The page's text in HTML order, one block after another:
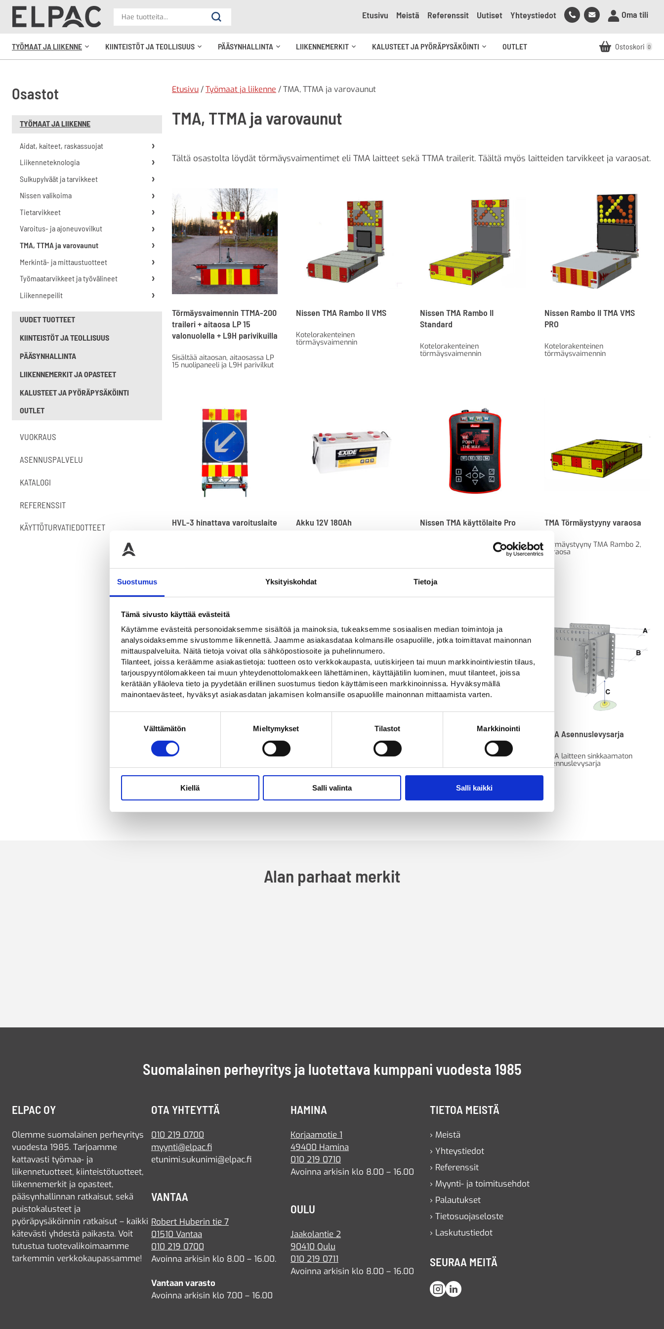
Suostumus Yksityiskohdat Tietoja
Tämä sivusto käyttää evästeitä
Käytämme evästeitä personoidaksemme sisältöä ja mainoksia, tukeaksemme sosiaalisen median toimintoja ja
analysoidaksemme sivustomme liikennettä. Jaamme asiakasdataa kolmansille osapuolille, jotka toimittavat mainonnan
mittauspalveluita. Näitä tietoja voivat olla sähköpostiosoite ja puhelinnumero.
Tilanteet, joissa keräämme asiakastietoja: tuotteen osto verkkokaupasta, uutiskirjeen tai muun markkinointiviestin tilaus,
tarjouspyyntölomakkeen tai muun yhteydenottolomakkeen lähettäminen, käyttäjätilin luominen, muut tilanteet, joissa
kerätään ylläoleva tieto ja pyydetään erillinen suostumus tiedon käyttämiseen markkinoinnissa. Hyväksymällä
mainontaevästeet, hyväksyt asiakasdatan jakamisen kolmansille osapuolille mainonnan mittaamista varten.
Välttämätön Mieltymykset Tilastot Markkinointi
Kiellä Salli valinta Salli kaikki
Hae
Hae
Etusivu Meistä Referenssit Uutiset Yhteystiedot
Soita
meille
Lähetä
meille
Oma tili
TYÖMAAT JA LIIKENNE
KIINTEISTÖT JA TEOLLISUUS
PÄÄSYNHALLINTA
LIIKENNEMERKIT
KALUSTEET JA PYÖRÄPYSÄKÖINTI
OUTLET Ostoskori 0
Osastot
TYÖMAAT JA LIIKENNE
Aidat, kaiteet, raskassuojat
Liikenneteknologia
Sulkupylväät ja tarvikkeet
Nissen valikoima
Tietarvikkeet
Varoitus- ja ajoneuvovilkut
TMA, TTMA ja varovaunut
Merkintä- ja mittaustuotteet
Työmaatarvikkeet ja työvälineet
Liikennepeilit
UUDET TUOTTEET
KIINTEISTÖT JA TEOLLISUUS
PÄÄSYNHALLINTA
LIIKENNEMERKIT JA OPASTEET
KALUSTEET JA PYÖRÄPYSÄKÖINTI
OUTLET
VUOKRAUS
ASENNUSPALVELU
KATALOGI
REFERENSSIT
KÄYTTÖTURVATIEDOTTEET
Etusivu /Työmaat ja liikenne / TMA, TTMA ja varovaunut
TMA, TTMA ja varovaunut
Tältä osastolta löydät törmäysvaimentimet eli TMA laitteet sekä TTMA trailerit. Täältä myös laitteiden tarvikkeet ja varaosat.
Törmäysvaimennin TTMA-200
traileri + aitaosa LP 15
valonuolella + L9H parivikuilla
Sisältää aitaosan, aitaosassa LP
15 nuolipaneeli ja L9H parivilkut
Nissen TMA Rambo II VMS
Kotelorakenteinen
törmäysvaimennin
Nissen TMA Rambo II
Standard
Kotelorakenteinen
törmäysvaimennin
Nissen Rambo II TMA VMS
PRO
Kotelorakenteinen
törmäysvaimennin
HVL-3 hinattava varoituslaite Akku 12V 180Ah
Nissen TMA käyttölaite Pro
Uusi Nissenin käyttölaite TMA
2190,00€
TMA Törmäystyyny varaosa
Törmäystyyny TMA Rambo 2,
varaosa
Törmäysvaimennintraileri
TTMA-200
Trailerin tehtävänä on suojata
törmäystilanteessa
TTMA-100 -
Alumiininen R3 heijastava
takaheijastinlamelli
255,00€
takaheijastinlamelli
Alumiininen R3 heijastava
takaheijastinlamelli
TMA Asennuslevysarja
TMA laitteen sinkkaamaton
asennuslevysarja
Alan parhaat merkit
Suomalainen perheyritys ja luotettava kumppani vuodesta 1985
ELPAC OY
Olemme suomalainen perheyritys
vuodesta 1985. Tarjoamme
kattavasti työmaa- ja
liikennetuotteet, kiinteistötuotteet,
liikennemerkit ja opasteet,
pääsynhallinnan ratkaisut, sekä
puistokalusteet ja
pyöräpysäköinnin ratkaisut – kaikki
kätevästi yhdestä paikasta. Voit
tutustua tuotevalikoimaamme
tarkemmin verkkokaupassamme!
OTA YHTEYTTÄ
010 219 0700
myynti@elpac.fi
etunimi.sukunimi@elpac.fi
VANTAA
Robert Huberin tie 7
01510 Vantaa
010 219 0700
Avoinna arkisin klo 8.00 – 16.00.
Vantaan varasto
Avoinna arkisin klo 7.00 – 16.00
HAMINA
Korjaamotie 1
49400 Hamina
010 219 0710
Avoinna arkisin klo 8.00 – 16.00
OULU
Jaakolantie 2
90410 Oulu
010 219 0711
Avoinna arkisin klo 8.00 – 16.00
TIETOA MEISTÄ
› Meistä
› Yhteystiedot
› Referenssit
› Myynti- ja toimitusehdot
› Palautukset
› Tietosuojaseloste
› Laskutustiedot
SEURAA MEITÄ
Instagram
LinkedIn